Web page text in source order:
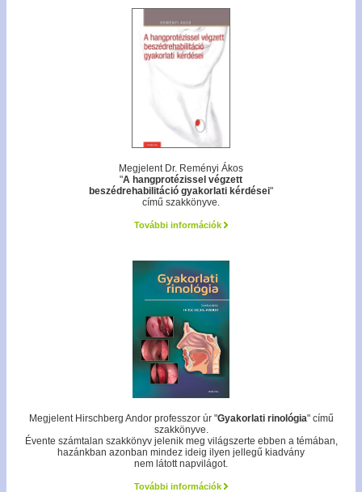
Megjelent Dr. Reményi Ákos
"A hangprotézissel végzett
beszédrehabilitáció gyakorlati kérdései"
című szakkönyve.
További információk
Megjelent Hirschberg Andor professzor úr "Gyakorlati rinológia" című
szakkönyve.
Évente számtalan szakkönyv jelenik meg világszerte ebben a témában,
hazánkban azonban mindez ideig ilyen jellegű kiadvány
nem látott napvilágot.
További információk